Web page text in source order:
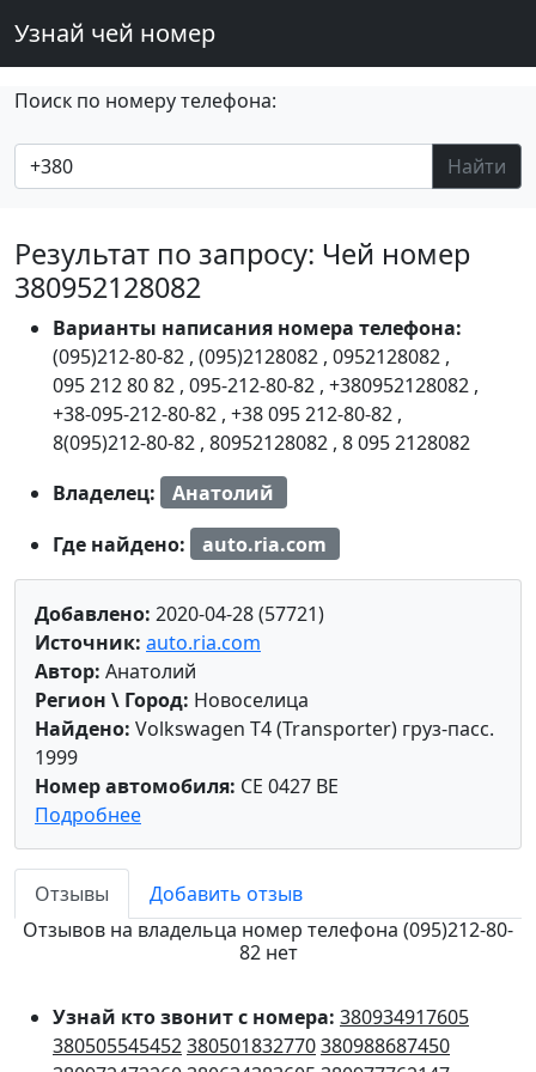
Узнай чей номер
Поиск по номеру телефона:
Найти
Результат по запросу: Чей номер
380952128082
Варианты написания номера телефона:
(095)212-80-82 , (095)2128082 , 0952128082 ,
095 212 80 82 , 095-212-80-82 , +380952128082 ,
+38-095-212-80-82 , +38 095 212-80-82 ,
8(095)212-80-82 , 80952128082 , 8 095 2128082
Владелец:
Анатолий
Где найдено:
auto.ria.com
Добавлено: 2020-04-28 (57721)
Источник: auto.ria.com
Автор: Анатолий
Регион \ Город: Новоселица
Найдено: Volkswagen T4 (Transporter) груз-пасс.
1999
Номер автомобиля: CE 0427 BE
Подробнее
Отзывы
Добавить отзыв
Отзывов на владельца номер телефона (095)212-80-
82 нет
Узнай кто звонит с номера: 380934917605
380505545452380501832770380988687450